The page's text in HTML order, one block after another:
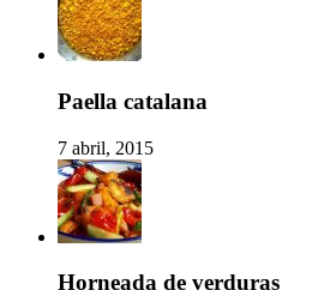
Paella catalana
7 abril, 2015
Horneada de verduras